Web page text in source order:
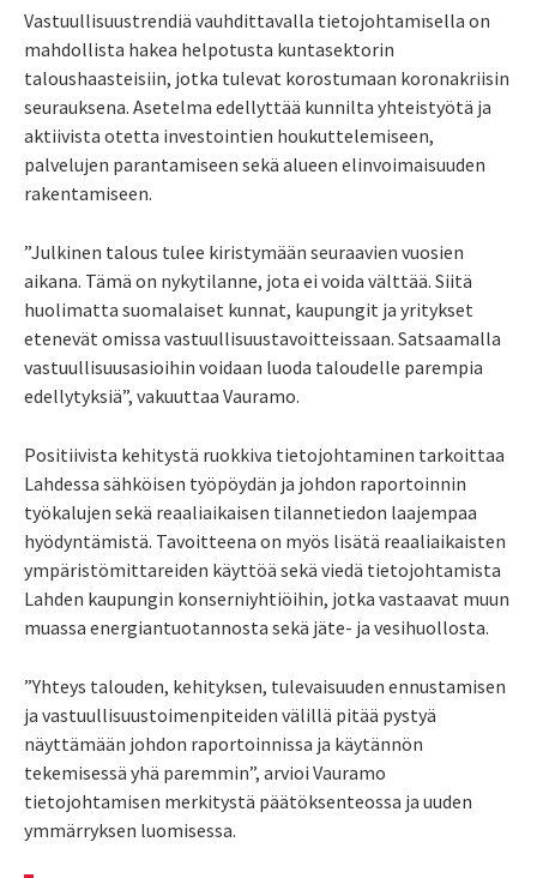
Vastuullisuustrendiä vauhdittavalla tietojohtamisella on
mahdollista hakea helpotusta kuntasektorin
taloushaasteisiin, jotka tulevat korostumaan koronakriisin
seurauksena. Asetelma edellyttää kunnilta yhteistyötä ja
aktiivista otetta investointien houkuttelemiseen,
palvelujen parantamiseen sekä alueen elinvoimaisuuden
rakentamiseen.
”Julkinen talous tulee kiristymään seuraavien vuosien
aikana. Tämä on nykytilanne, jota ei voida välttää. Siitä
huolimatta suomalaiset kunnat, kaupungit ja yritykset
etenevät omissa vastuullisuustavoitteissaan. Satsaamalla
vastuullisuusasioihin voidaan luoda taloudelle parempia
edellytyksiä”, vakuuttaa Vauramo.
Positiivista kehitystä ruokkiva tietojohtaminen tarkoittaa
Lahdessa sähköisen työpöydän ja johdon raportoinnin
työkalujen sekä reaaliaikaisen tilannetiedon laajempaa
hyödyntämistä. Tavoitteena on myös lisätä reaaliaikaisten
ympäristömittareiden käyttöä sekä viedä tietojohtamista
Lahden kaupungin konserniyhtiöihin, jotka vastaavat muun
muassa energiantuotannosta sekä jäte- ja vesihuollosta.
”Yhteys talouden, kehityksen, tulevaisuuden ennustamisen
ja vastuullisuustoimenpiteiden välillä pitää pystyä
näyttämään johdon raportoinnissa ja käytännön
tekemisessä yhä paremmin”, arvioi Vauramo
tietojohtamisen merkitystä päätöksenteossa ja uuden
ymmärryksen luomisessa.